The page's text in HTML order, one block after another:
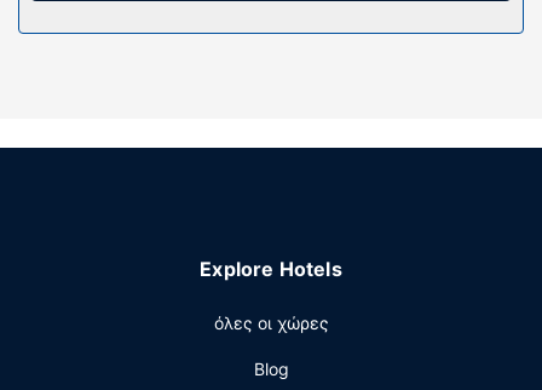
Μην παραλείψετε να δοκιμάσετε τις ψυχαγωγικές
και χώρο ψυχαγωγίας/ηλεκτρονικών παιχνιδιών.
δοκιμάσετε τις σπεσιαλιτέ του S Comme (εστιατόριο)
Explore Hotels
όλες οι χώρες
Blog